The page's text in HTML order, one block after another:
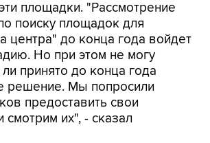
площадки. "Рассмотрение
поиску площадок для
центра" до конца года войдет
Но при этом не могу
ли принято до конца года
решение. Мы попросили
предоставить свои
их", - сказал